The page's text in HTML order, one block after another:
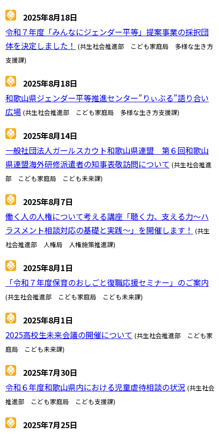
2025年8月18日
令和７年度「みんなにジェンダー平等」提案事業の採択団
体を決定しました！ (共生社会推進部 こども家庭局 多様な生き方
支援課)
2025年8月18日
和歌山県ジェンダー平等推進センター”りぃぶる”語り合い
広場 (共生社会推進部 こども家庭局 多様な生き方支援課)
2025年8月14日
一般社団法人ガールスカウト和歌山県連盟 第６回和歌山
県連盟海外研修派遣者の知事表敬訪問について (共生社会推進
部 こども家庭局 こども未来課)
2025年8月7日
働く人の人権について考える講座「聴く力、支える力～ハ
ラスメント相談対応の基礎と実践～」を開催します！ (共生
社会推進部 人権局 人権施策推進課)
2025年8月1日
「令和７年度保育のおしごと復職応援セミナー」のご案内
(共生社会推進部 こども家庭局 こども未来課)
2025年8月1日
2025高校生未来会議の開催について (共生社会推進部 こども家
庭局 こども未来課)
2025年7月30日
令和６年度和歌山県内における児童虐待相談の状況 (共生社会
推進部 こども家庭局 こども支援課)
2025年7月25日